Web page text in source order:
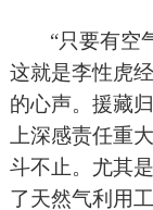
“只要有空
这就是李性虎
的心声。援藏
上深感责任重
斗不止。尤其
了天然气利用